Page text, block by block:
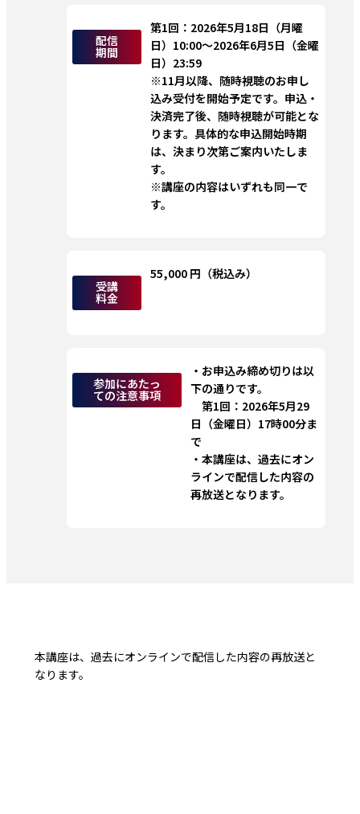
配信
期間
第1回：2026年5月18日（月曜
日）10:00～2026年6月5日（金曜
日）23:59
※11月以降、随時視聴のお申し
込み受付を開始予定です。申込・
決済完了後、随時視聴が可能とな
ります。具体的な申込開始時期
は、決まり次第ご案内いたしま
す。
※講座の内容はいずれも同一で
す。
受講
料金
55,000 円（税込み）
参加にあたっ
ての注意事項
・お申込み締め切りは以
下の通りです。
第1回：2026年5月29
日（金曜日）17時00分ま
で
・本講座は、過去にオン
ラインで配信した内容の
再放送となります。
本講座は、過去にオンラインで配信した内容の再放送と
なります。